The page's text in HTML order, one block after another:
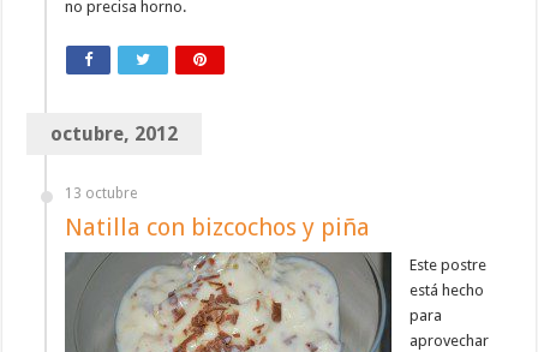
no precisa horno.
octubre, 2012
13 octubre
Natilla con bizcochos y piña
Este postre
está hecho
para
aprovechar